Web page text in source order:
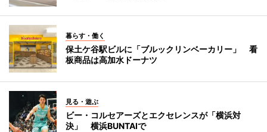
暮らす・働く
保土ケ谷駅ビルに「ブルックリンベーカリー」 看
板商品は高加水ドーナツ
見る・遊ぶ
ビー・コルセアーズとエクセレンスが「横浜対
決」 横浜BUNTAIで